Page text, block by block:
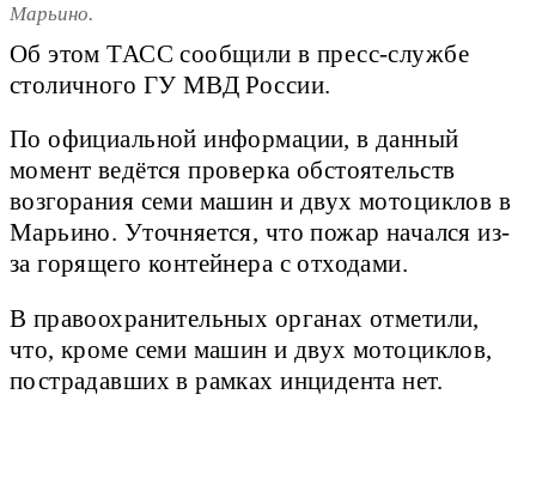
Марьино.
Об этом ТАСС сообщили в пресс-службе
столичного ГУ МВД России.
По официальной информации, в данный
момент ведётся проверка обстоятельств
возгорания семи машин и двух мотоциклов в
Марьино. Уточняется, что пожар начался из-
за горящего контейнера с отходами.
В правоохранительных органах отметили,
что, кроме семи машин и двух мотоциклов,
пострадавших в рамках инцидента нет.